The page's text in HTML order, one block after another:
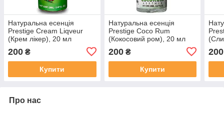
Натуральна есенція
Prestige Cream Liqveur
(Крем лікер), 20 мл
200 ₴
Купити
Натуральна есенція
Prestige Coco Rum
(Кокосовий ром), 20 мл
200₴
Купити
200
Про нас